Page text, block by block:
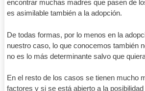
encontrar muchas madres que pasen de
es asimilable también a la adopción.
De todas formas, por lo menos en la
nuestro caso, lo que conocemos también
no es lo más determinante salvo que
En el resto de los casos se tienen mucho
factores y si se está abierto a la